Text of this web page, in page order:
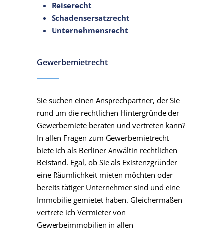
Reiserecht
Schadensersatzrecht
Unternehmensrecht
Gewerbemietrecht
Sie suchen einen Ansprechpartner, der Sie
rund um die rechtlichen Hintergründe der
Gewerbemiete beraten und vertreten kann?
In allen Fragen zum Gewerbemietrecht
biete ich als Berliner Anwältin rechtlichen
Beistand. Egal, ob Sie als Existenzgründer
eine Räumlichkeit mieten möchten oder
bereits tätiger Unternehmer sind und eine
Immobilie gemietet haben. Gleichermaßen
vertrete ich Vermieter von
Gewerbeimmobilien in allen